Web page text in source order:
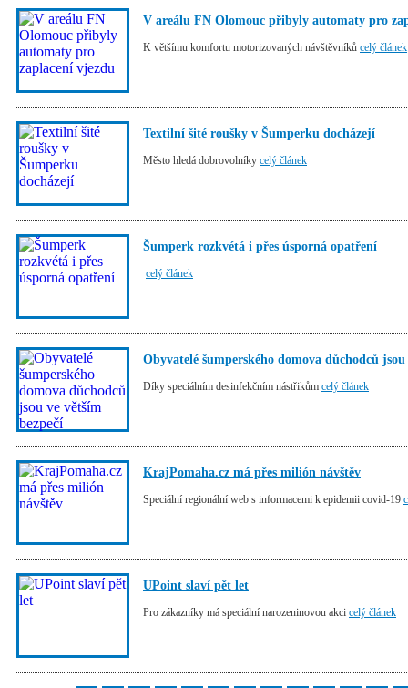
V areálu FN Olomouc přibyly automaty pro
K většímu komfortu motorizovaných návštěvníků celý článek
Textilní šité roušky v Šumperku docházejí
Město hledá dobrovolníky celý článek
Šumperk rozkvétá i přes úsporná opatření
celý článek
Obyvatelé šumperského domova důchodců jsou
Díky speciálním desinfekčním nástřikům celý článek
KrajPomaha.cz má přes milión návštěv
Speciální regionální web s informacemi k epidemii covid-19
UPoint slaví pět let
Pro zákazníky má speciální narozeninovou akci celý článek